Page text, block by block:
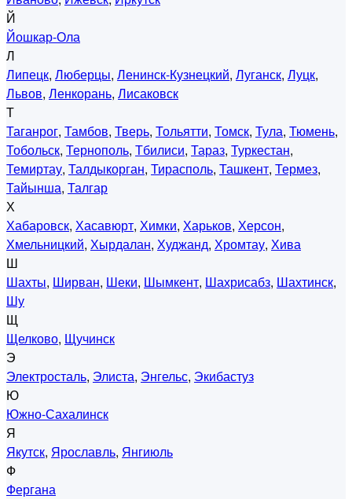
Й
Йошкар-Ола
Л
Липецк, Люберцы, Ленинск-Кузнецкий, Луганск, Луцк,
Львов, Ленкорань, Лисаковск
Т
Таганрог, Тамбов, Тверь, Тольятти, Томск, Тула, Тюмень,
Тобольск, Тернополь, Тбилиси, Тараз, Туркестан,
Темиртау, Талдыкорган, Тирасполь, Ташкент, Термез,
Тайынша, Талгар
Х
Хабаровск, Хасавюрт, Химки, Харьков, Херсон,
Хмельницкий, Хырдалан, Худжанд, Хромтау, Хива
Ш
Шахты, Ширван, Шеки, Шымкент, Шахрисабз, Шахтинск,
Шу
Щ
Щелково, Щучинск
Э
Электросталь, Элиста, Энгельс, Экибастуз
Ю
Южно-Сахалинск
Я
Якутск, Ярославль, Янгиюль
Ф
Фергана